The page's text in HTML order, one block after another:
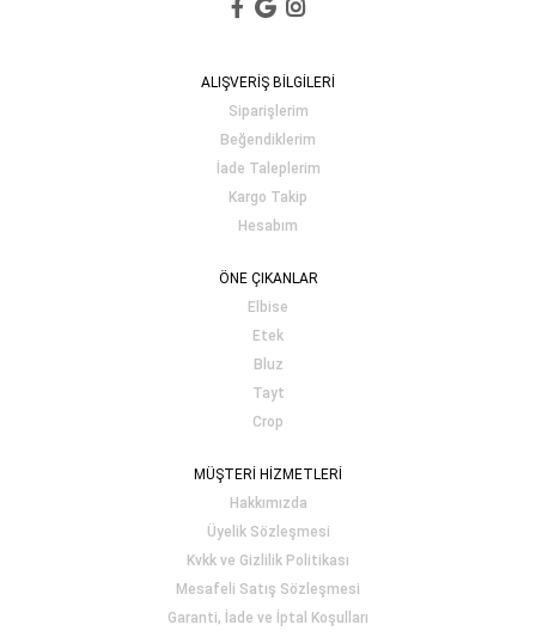
ALIŞVERİŞ BİLGİLERİ
Siparişlerim
Beğendiklerim
İade Taleplerim
Kargo Takip
Hesabım
ÖNE ÇIKANLAR
Elbise
Etek
Bluz
Tayt
Crop
MÜŞTERİ HİZMETLERİ
Hakkımızda
Üyelik Sözleşmesi
Kvkk ve Gizlilik Politikası
Mesafeli Satış Sözleşmesi
Garanti, İade ve İptal Koşulları